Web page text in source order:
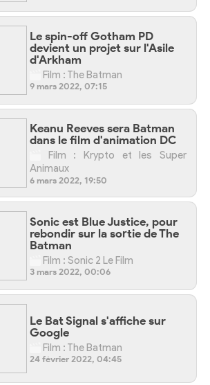
Le spin-off Gotham PD
devient un projet sur l'Asile
d'Arkham
Film : The Batman
9 mars 2022, 07:15
Keanu Reeves sera Batman
dans le film d'animation DC
Film : Krypto et les Super
Animaux
6 mars 2022, 19:50
Sonic est Blue Justice, pour
rebondir sur la sortie de The
Batman
Film : Sonic 2 Le Film
3 mars 2022, 00:06
Le Bat Signal s'affiche sur
Google
Film : The Batman
24 février 2022, 04:45